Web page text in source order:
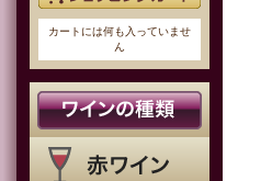
カートには何も入っていませ
ん